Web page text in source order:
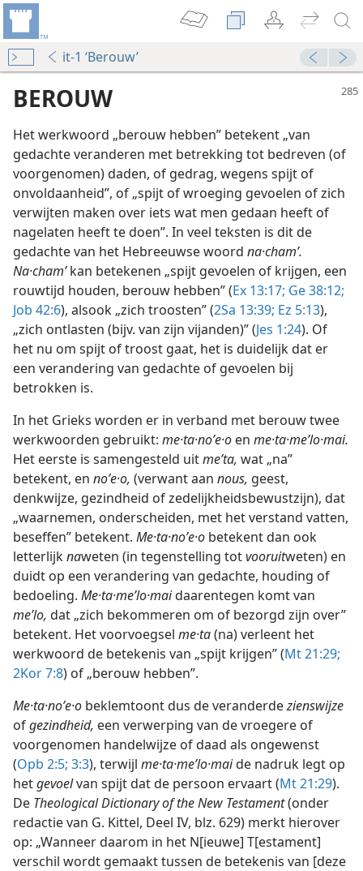
it-1 ‘Berouw’
1973
1966
BEROUW
Het werkwoord „berouw hebben” betekent „van
gedachte veranderen met betrekking tot bedreven (of
voorgenomen) daden, of gedrag, wegens spijt of
onvoldaanheid”, of „spijt of wroeging gevoelen of zich
verwijten maken over iets wat men gedaan heeft of
nagelaten heeft te doen”. In veel teksten is dit de
gedachte van het Hebreeuwse woord na·chamʹ.
Na·chamʹkan betekenen „spijt gevoelen of krijgen, een
rouwtijd houden, berouw hebben” (Ex 13:17; Ge 38:12;
Job 42:6), alsook „zich troosten” (2Sa 13:39; Ez 5:13),
„zich ontlasten (bijv. van zijn vijanden)” (Jes 1:24). Of
het nu om spijt of troost gaat, het is duidelijk dat er
een verandering van gedachte of gevoelen bij
betrokken is.
In het Grieks worden er in verband met berouw twee
werkwoorden gebruikt: me·ta·noʹe·o en me·ta·meʹlo·mai.
Het eerste is samengesteld uitmeʹta, wat „na”
betekent, en noʹe·o, (verwant aan nous, geest,
denkwijze, gezindheid of zedelijkheidsbewustzijn), dat
„waarnemen, onderscheiden, met het verstand vatten,
beseffen” betekent. Me·ta·noʹe·o betekent dan ook
letterlijknaweten (in tegenstelling totvooruitweten) en
duidt op een verandering van gedachte, houding of
bedoeling. Me·ta·meʹlo·maidaarentegen komt van
meʹlo, dat „zich bekommeren om of bezorgd zijn over”
betekent. Het voorvoegsel me·ta(na) verleent het
werkwoord de betekenis van „spijt krijgen” (Mt 21:29;
2Kor 7:8) of „berouw hebben”.
Me·ta·noʹe·o beklemtoont dus de veranderdezienswijze
ofgezindheid, een verwerping van de vroegere of
voorgenomen handelwijze of daad als ongewenst
(Opb 2:5; 3:3), terwijl me·ta·meʹlo·maide nadruk legt op
hetgevoelvan spijt dat de persoon ervaart (Mt 21:29).
De Theological Dictionary of the New Testament(onder
redactie van G. Kittel, Deel IV, blz. 629) merkt hierover
op: „Wanneer daarom in het N[ieuwe] T[estament]
verschil wordt gemaakt tussen de betekenis van [deze